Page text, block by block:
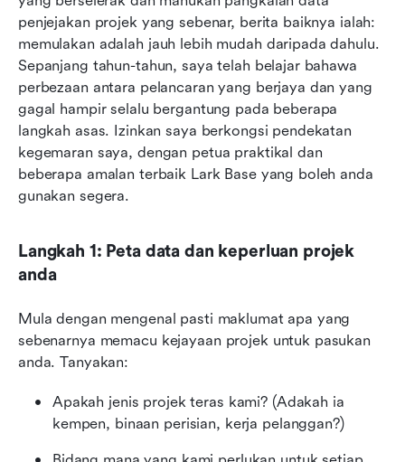
penjejakan projek yang sebenar, berita baiknya ialah:
memulakan adalah jauh lebih mudah daripada dahulu.
Sepanjang tahun-tahun, saya telah belajar bahawa
perbezaan antara pelancaran yang berjaya dan yang
gagal hampir selalu bergantung pada beberapa
langkah asas. Izinkan saya berkongsi pendekatan
kegemaran saya, dengan petua praktikal dan
beberapa amalan terbaik Lark Base yang boleh anda
gunakan segera.
Langkah 1: Peta data dan keperluan projek
anda
Mula dengan mengenal pasti maklumat apa yang
sebenarnya memacu kejayaan projek untuk pasukan
anda. Tanyakan:
Apakah jenis projek teras kami? (Adakah ia
kempen, binaan perisian, kerja pelanggan?)